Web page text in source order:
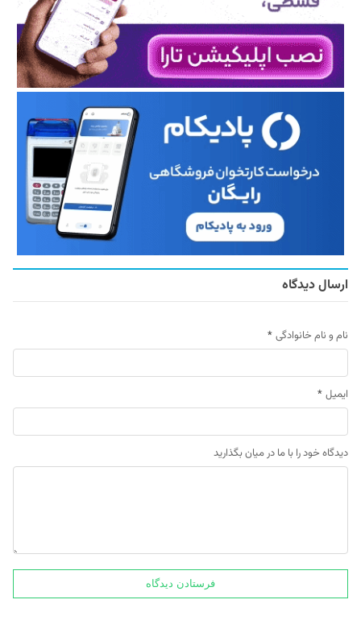
ارسال دیدگاه
نام و نام خانوادگی *
ایمیل *
دیدگاه خود را با ما در میان بگذارید